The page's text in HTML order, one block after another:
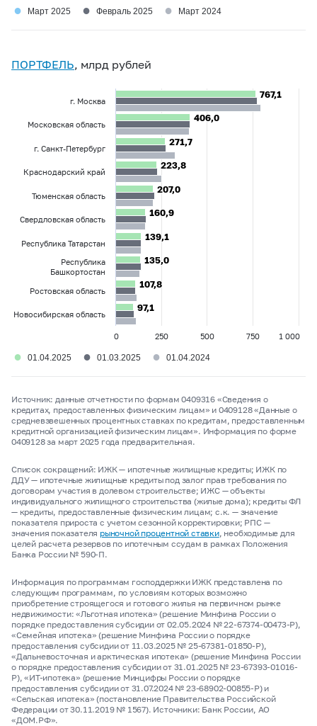
ПОРТФЕЛЬ, млрд рублей
● Март 2025 ● Февраль 2025 ● Март 2024
767,1
767,1
406,0
406,0
271,7
271,7
223,8
223,8
207,0
207,0
160,9
160,9
139,1
139,1
135,0
135,0
107,8
107,8
97,1
97,1
г. Москва
Московская область
г. Санкт-Петербург
Краснодарский край
Тюменская область
Свердловская область
Республика Татарстан
Республика
Башкортостан
Ростовская область
Новосибирская область
0 250 500 750 1 000
● 01.04.2025 ● 01.03.2025 ● 01.04.2024
Источник: данные отчетности по формам 0409316 «Сведения о
кредитах, предоставленных физическим лицам» и 0409128 «Данные о
средневзвешенных процентных ставках по кредитам, предоставленным
кредитной организацией физическим лицам». Информация по форме
0409128 за март 2025 года предварительная.
Список сокращений: ИЖК — ипотечные жилищные кредиты; ИЖК по
ДДУ — ипотечные жилищные кредиты под залог прав требования по
договорам участия в долевом строительстве; ИЖС — объекты
индивидуального жилищного строительства (жилые дома); кредиты ФЛ
— кредиты, предоставленные физическим лицам; с.к. — значение
показателя прироста с учетом сезонной корректировки; РПС —
значения показателя рыночной процентной ставки, необходимые для
целей расчета резервов по ипотечным ссудам в рамках Положения
Банка России № 590-П.
Информация по программам господдержки ИЖК представлена по
следующим программам, по условиям которых возможно
приобретение строящегося и готового жилья на первичном рынке
недвижимости: «Льготная ипотека» (решение Минфина России о
порядке предоставления субсидии от 02.05.2024 № 22-67374-00473-Р),
«Семейная ипотека» (решение Минфина России о порядке
предоставления субсидии от 11.03.2025 № 25-67381-01850-Р),
«Дальневосточная и арктическая ипотека» (решение Минфина России
о порядке предоставления субсидии от 31.01.2025 № 23-67393-01016-
Р), «ИТ-ипотека» (решение Минцифры России о порядке
предоставления субсидии от 31.07.2024 № 23-68902-00855-Р) и
«Сельская ипотека» (постановление Правительства Российской
Федерации от 30.11.2019 № 1567). Источники: Банк России, АО
«ДОМ.РФ».